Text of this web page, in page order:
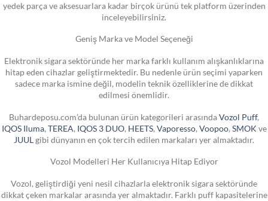
yedek parça ve aksesuarlara kadar birçok ürünü tek platform üzerinden
inceleyebilirsiniz.
Geniş Marka ve Model Seçeneği
Elektronik sigara sektöründe her marka farklı kullanım alışkanlıklarına
hitap eden cihazlar geliştirmektedir. Bu nedenle ürün seçimi yaparken
sadece marka ismine değil, modelin teknik özelliklerine de dikkat
edilmesi önemlidir.
Buhardeposu.com’da bulunan ürün kategorileri arasındaVozol Puff,
IQOS Iluma, TEREA, IQOS 3 DUO, HEETS, Vaporesso, Voopoo, SMOK ve
JUUL gibi dünyanın en çok tercih edilen markaları yer almaktadır.
Vozol Modelleri Her Kullanıcıya Hitap Ediyor
Vozol, geliştirdiği yeni nesil cihazlarla elektronik sigara sektöründe
dikkat çeken markalar arasında yer almaktadır. Farklı puff kapasitelerine